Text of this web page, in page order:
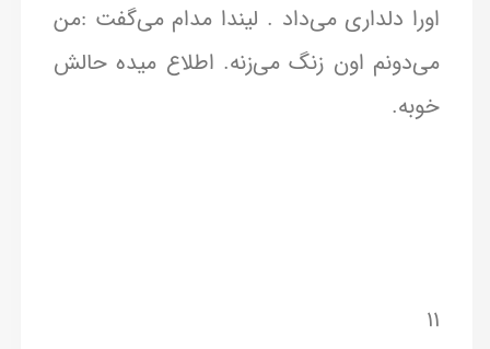
اورا دلداری می‌داد . لیندا مدام می‌گفت :من
می‌دونم اون زنگ می‌زنه. اطلاع میده حالش
خوبه.
۱۱